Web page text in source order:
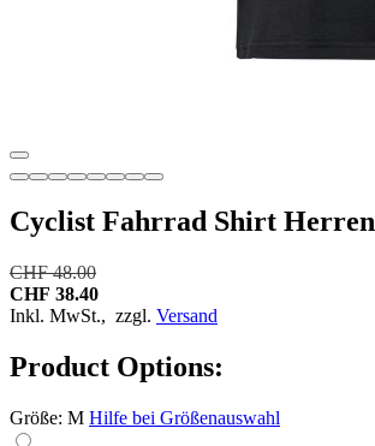
Cyclist Fahrrad Shirt Herren
CHF 48.00
CHF 38.40
Inkl. MwSt., zzgl. Versand
Product Options:
Größe: M Hilfe bei Größenauswahl